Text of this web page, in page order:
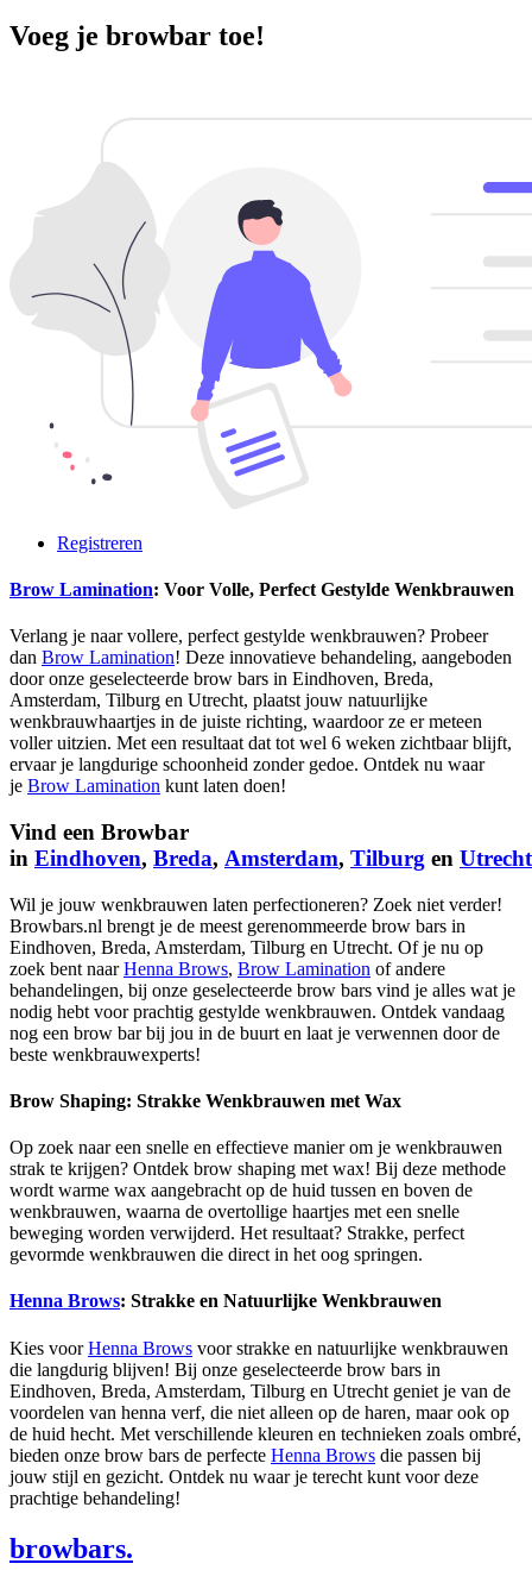
Voeg je browbar toe!
Registreren
Brow Lamination: Voor Volle, Perfect Gestylde Wenkbrauwen
Verlang je naar vollere, perfect gestylde wenkbrauwen? Probeer
dan Brow Lamination! Deze innovatieve behandeling, aangeboden
door onze geselecteerde brow bars in Eindhoven, Breda,
Amsterdam, Tilburg en Utrecht, plaatst jouw natuurlijke
wenkbrauwhaartjes in de juiste richting, waardoor ze er meteen
voller uitzien. Met een resultaat dat tot wel 6 weken zichtbaar blijft,
ervaar je langdurige schoonheid zonder gedoe. Ontdek nu waar
je Brow Lamination kunt laten doen!
Vind een Browbar
in Eindhoven, Breda, Amsterdam, Tilburg en Utrecht
Wil je jouw wenkbrauwen laten perfectioneren? Zoek niet verder!
Browbars.nl brengt je de meest gerenommeerde brow bars in
Eindhoven, Breda, Amsterdam, Tilburg en Utrecht. Of je nu op
zoek bent naarHenna Brows, Brow Lamination of andere
behandelingen, bij onze geselecteerde brow bars vind je alles wat je
nodig hebt voor prachtig gestylde wenkbrauwen. Ontdek vandaag
nog een brow bar bij jou in de buurt en laat je verwennen door de
beste wenkbrauwexperts!
Brow Shaping: Strakke Wenkbrauwen met Wax
Op zoek naar een snelle en effectieve manier om je wenkbrauwen
strak te krijgen? Ontdek brow shaping met wax! Bij deze methode
wordt warme wax aangebracht op de huid tussen en boven de
wenkbrauwen, waarna de overtollige haartjes met een snelle
beweging worden verwijderd. Het resultaat? Strakke, perfect
gevormde wenkbrauwen die direct in het oog springen.
Henna Brows: Strakke en Natuurlijke Wenkbrauwen
Kies voorHenna Brows voor strakke en natuurlijke wenkbrauwen
die langdurig blijven! Bij onze geselecteerde brow bars in
Eindhoven, Breda, Amsterdam, Tilburg en Utrecht geniet je van de
voordelen van henna verf, die niet alleen op de haren, maar ook op
de huid hecht. Met verschillende kleuren en technieken zoals ombré,
bieden onze brow bars de perfecte Henna Brows die passen bij
jouw stijl en gezicht. Ontdek nu waar je terecht kunt voor deze
prachtige behandeling!
browbars.